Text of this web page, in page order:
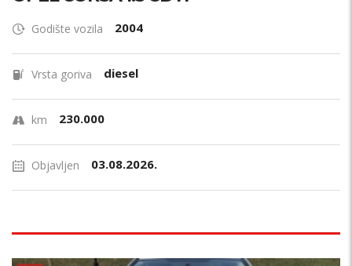
Godište vozila 2004
Vrsta goriva diesel
km 230.000
Objavljen 03.08.2026.